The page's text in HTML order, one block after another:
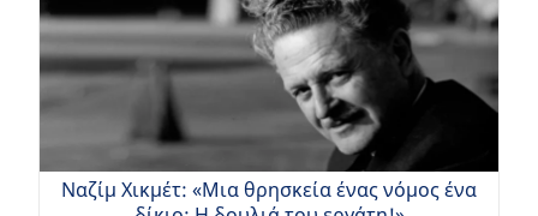
Ναζίμ Χικμέτ: «Μια θρησκεία ένας νόμος ένα